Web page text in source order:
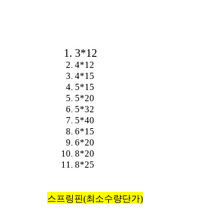
3*12
4*12
4*15
5*15
5*20
5*32
5*40
6*15
6*20
8*20
8*25
스프링핀(최소수량단가)